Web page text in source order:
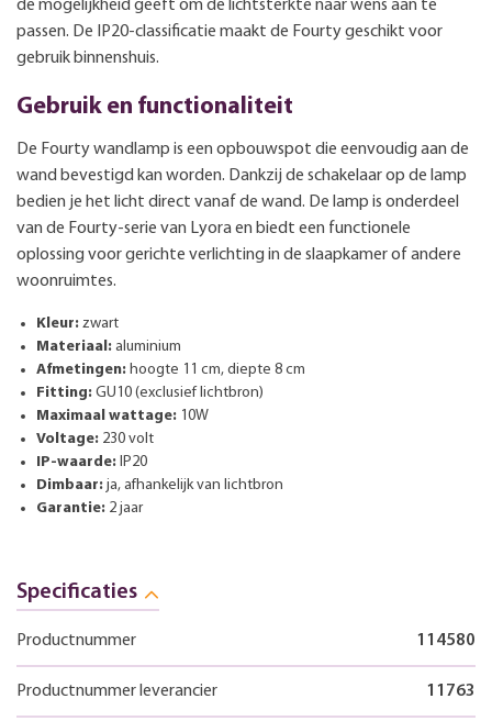
de mogelijkheid geeft om de lichtsterkte naar wens aan te
passen. De IP20-classificatie maakt de Fourty geschikt voor
gebruik binnenshuis.
Gebruik en functionaliteit
De Fourty wandlamp is een opbouwspot die eenvoudig aan de
wand bevestigd kan worden. Dankzij de schakelaar op de lamp
bedien je het licht direct vanaf de wand. De lamp is onderdeel
van de Fourty-serie van Lyora en biedt een functionele
oplossing voor gerichte verlichting in de slaapkamer of andere
woonruimtes.
Kleur: zwart
Materiaal: aluminium
Afmetingen: hoogte 11 cm, diepte 8 cm
Fitting: GU10 (exclusief lichtbron)
Maximaal wattage: 10W
Voltage: 230 volt
IP-waarde: IP20
Dimbaar: ja, afhankelijk van lichtbron
Garantie: 2 jaar
Specificaties
Productnummer 114580
Productnummer leverancier 11763